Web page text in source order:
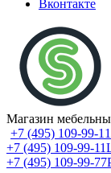
Вконтакте
Магазин
+7 (495) 109-99-11
+7 (495) 109-99-11
+7 (495) 109-99-77